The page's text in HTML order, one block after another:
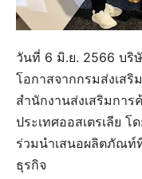
วันที่ 6 มิ.ย. 2566 บริ
โอกาสจากกรมส่งเสริ
สำนักงานส่งเสริมกา
ประเทศออสเตรเลีย
ร่วมนำเสนอผลิตภัณท์
ธุรกิจ